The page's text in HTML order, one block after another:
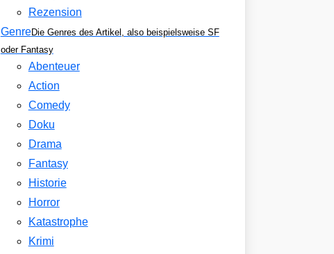
Rezension
GenreDie Genres des Artikel, also beispielsweise SF
oder Fantasy
Abenteuer
Action
Comedy
Doku
Drama
Fantasy
Historie
Horror
Katastrophe
Krimi